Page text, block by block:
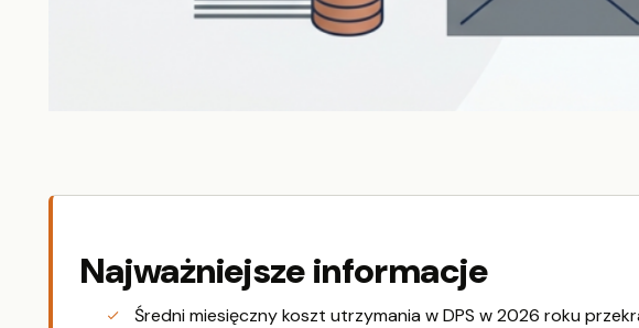
Najważniejsze informacje
Średni miesięczny koszt utrzymania w DPS w 2026 roku